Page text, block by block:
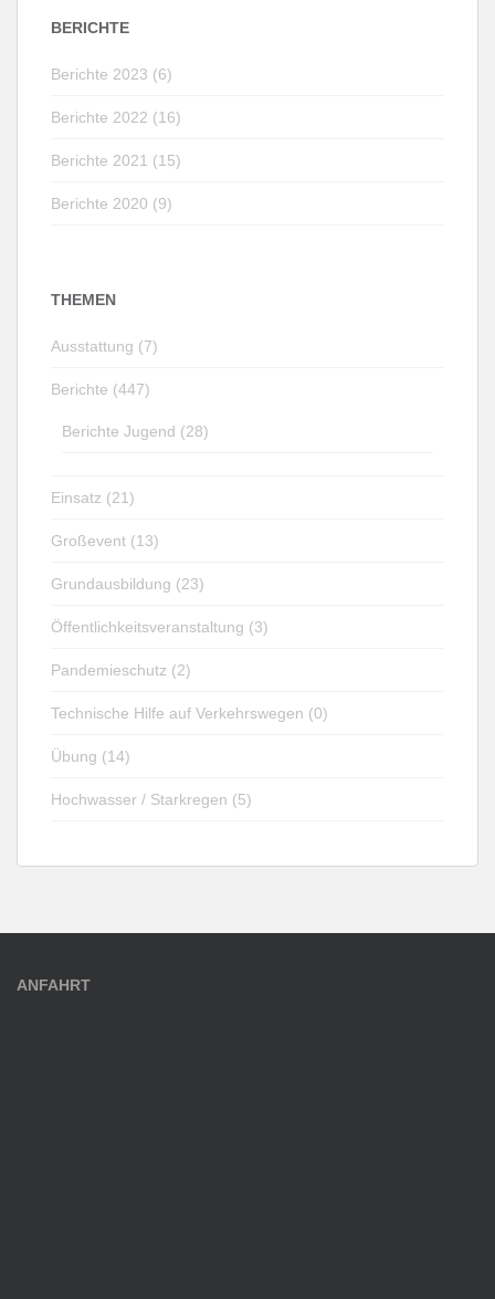
BERICHTE
Berichte 2023 (6)
Berichte 2022 (16)
Berichte 2021 (15)
Berichte 2020 (9)
THEMEN
Ausstattung (7)
Berichte (447)
Berichte Jugend (28)
Einsatz (21)
Großevent (13)
Grundausbildung (23)
Öffentlichkeitsveranstaltung (3)
Pandemieschutz (2)
Technische Hilfe auf Verkehrswegen (0)
Übung (14)
Hochwasser / Starkregen (5)
ANFAHRT